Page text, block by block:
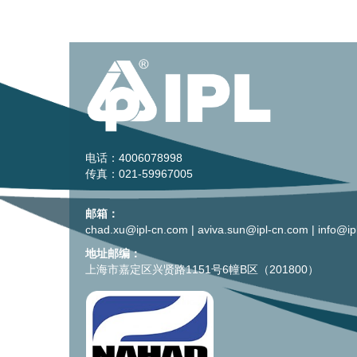
电话：4006078998
传真：021-59967005
邮箱：
chad.xu@ipl-cn.com | aviva.sun@ipl-cn.com |
地址邮编：
上海市嘉定区兴贤路1151号6幢B区（201800）